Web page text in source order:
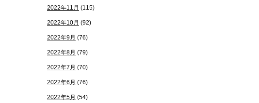
2022年11月 (115)
2022年10月 (92)
2022年9月 (76)
2022年8月 (79)
2022年7月 (70)
2022年6月 (76)
2022年5月 (54)